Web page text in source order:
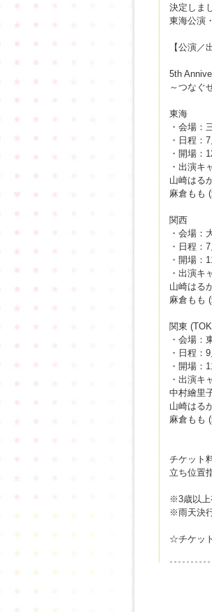
決定しま
東海公演
【公演／
5th
～つなぐ
東海
・会場：
・日程：
・開場
・出演キ
山崎はる
麻倉もも
関西
・会場：
・日程：
・開場
・出演キ
山崎はる
麻倉もも
関東
・会場：
・日程：
・開場
・出演キ
中村繪里
山崎はる
麻倉もも
チケット
立ち位置
※3歳以上
※雨天決
☆チケッ